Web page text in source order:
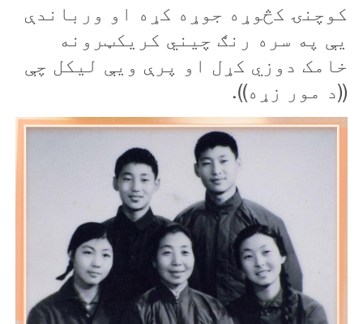
کوچنۍ کڅوړه جوړه کړه او ورباندې
يې په سره رنګ چیني کريکټرونه
خامک دوزي کړل او پرې ويې لیکل چې
((د مور زړه)).